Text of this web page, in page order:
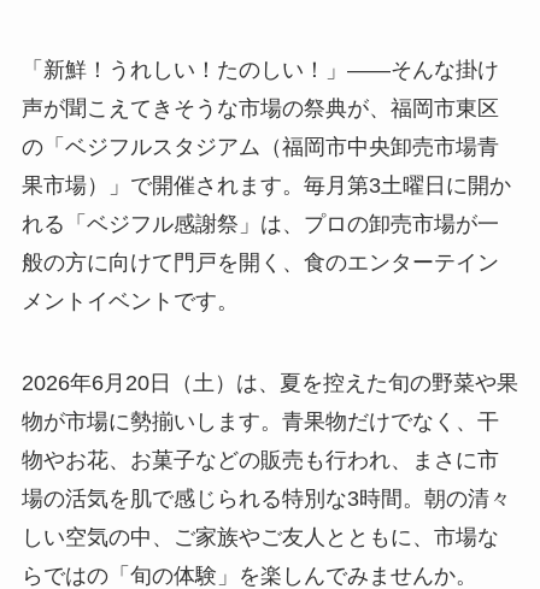
「新鮮！うれしい！たのしい！」——そんな掛け
声が聞こえてきそうな市場の祭典が、福岡市東区
の「ベジフルスタジアム（福岡市中央卸売市場青
果市場）」で開催されます。毎月第3土曜日に開か
れる「ベジフル感謝祭」は、プロの卸売市場が一
般の方に向けて門戸を開く、食のエンターテイン
メントイベントです。
2026年6月20日（土）は、夏を控えた旬の野菜や果
物が市場に勢揃いします。青果物だけでなく、干
物やお花、お菓子などの販売も行われ、まさに市
場の活気を肌で感じられる特別な3時間。朝の清々
しい空気の中、ご家族やご友人とともに、市場な
らではの「旬の体験」を楽しんでみませんか。